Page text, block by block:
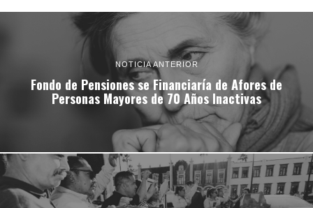
NOTICIA ANTERIOR
Fondo de Pensiones se Financiaría de Afores de
Personas Mayores de 70 Años Inactivas